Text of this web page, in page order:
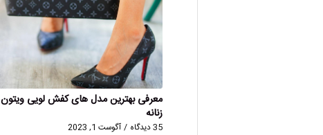
معرفی بهترین مدل های کفش لویی ویتون
زنانه
35 دیدگاه / آگوست 1, 2023